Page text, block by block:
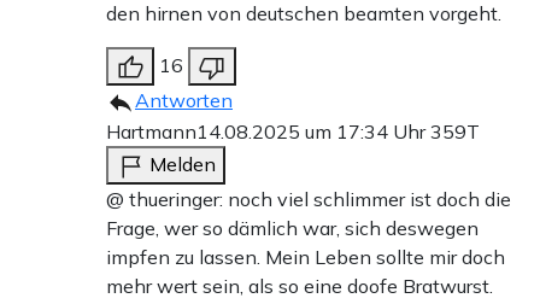
den hirnen von deutschen beamten vorgeht.
16
Antworten
Hartmann14.08.2025 um 17:34 Uhr359T
Melden
@ thueringer: noch viel schlimmer ist doch die
Frage, wer so dämlich war, sich deswegen
impfen zu lassen. Mein Leben sollte mir doch
mehr wert sein, als so eine doofe Bratwurst.